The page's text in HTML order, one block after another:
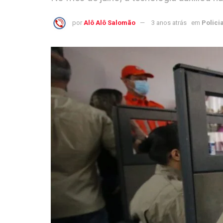
por Alô Alô Salomão 3 anos atrás em